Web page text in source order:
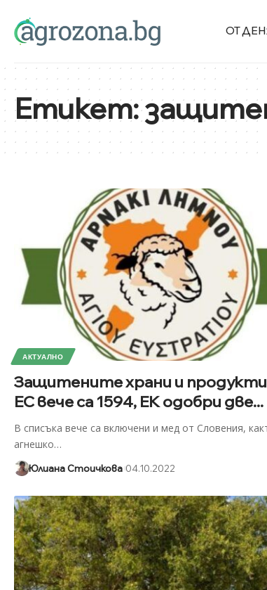
ОТ
Етикет:
АКТУАЛНО
Защитените храни и
ЕС вече са 1594, ЕК одобри две...
В списъка вече са включени и мед от Словения,
агнешко…
Юлиана Стоичкова 04.10.2022